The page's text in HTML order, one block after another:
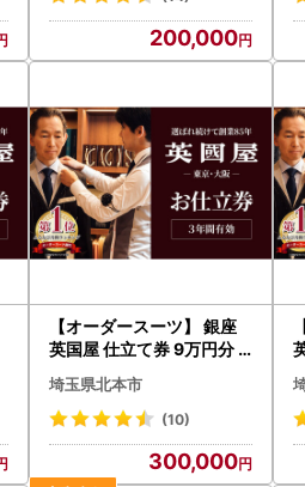
200,000
【オーダースーツ】 銀座
英国屋 仕立て券 9万円分
ご自身用包装| ビジネスス
ーツ メンズ
埼玉県北本市
(10)
300,000